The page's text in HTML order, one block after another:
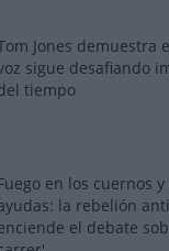
Jones demuestra
sigue desafiando
tiempo
en los cuernos
la rebelión
el debate